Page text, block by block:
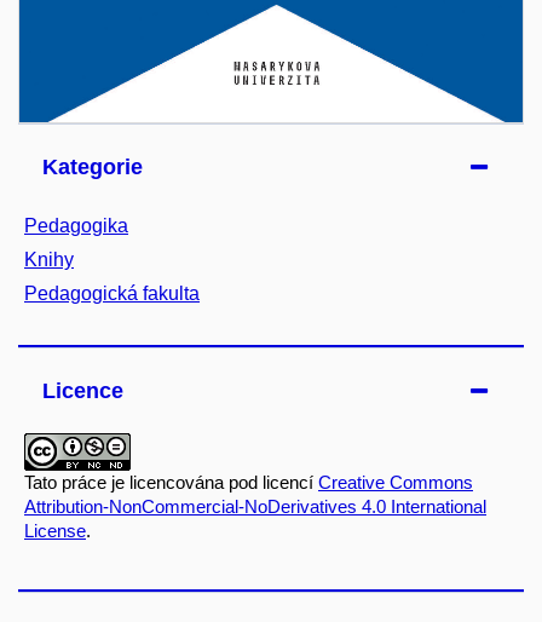
Kategorie
Pedagogika
Knihy
Pedagogická fakulta
Licence
Tato práce je licencována pod licencí Creative Commons
Attribution-NonCommercial-NoDerivatives 4.0 International
License.